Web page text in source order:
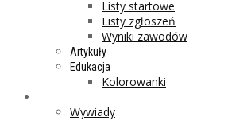
Listy startowe
Listy zgłoszeń
Wyniki zawodów
Artykuły
Edukacja
Kolorowanki
Wywiady